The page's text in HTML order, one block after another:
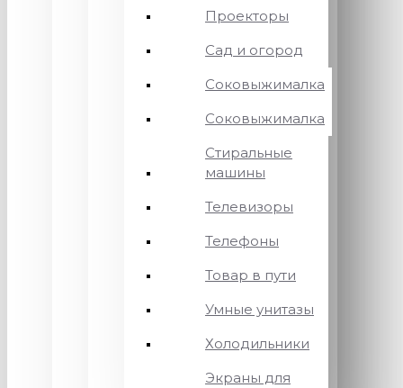
Проекторы
Сад и огород
Соковыжималка
Соковыжималка
Стиральные
машины
Телевизоры
Телефоны
Товар в пути
Умные унитазы
Холодильники
Экраны для